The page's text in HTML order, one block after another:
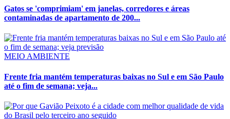
Gatos se 'comprimiam' em janelas, corredores e áreas
contaminadas de apartamento de 200...
MEIO AMBIENTE
Frente fria mantém temperaturas baixas no Sul e em São Paulo
até o fim de semana; veja...